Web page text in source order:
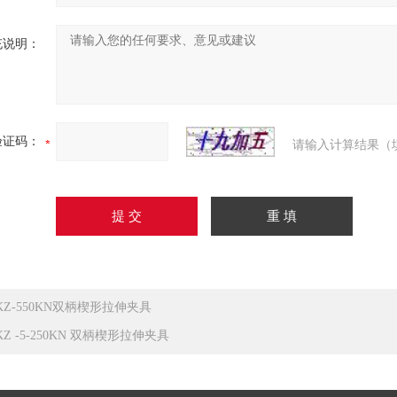
明：
码： 请输入计算结果（
550KN双柄楔形拉伸夹具
-5-250KN 双柄楔形拉伸夹具